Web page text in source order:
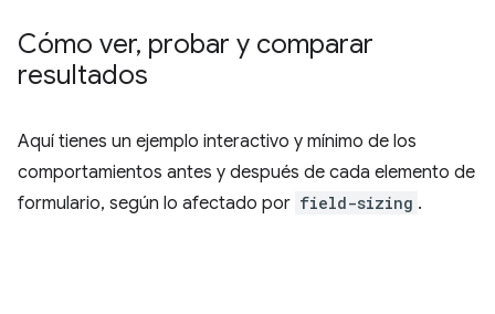
Cómo ver, probar y comparar
resultados
Aquí tienes un ejemplo interactivo y mínimo de los
comportamientos antes y después de cada elemento de
formulario, según lo afectado por field-sizing .